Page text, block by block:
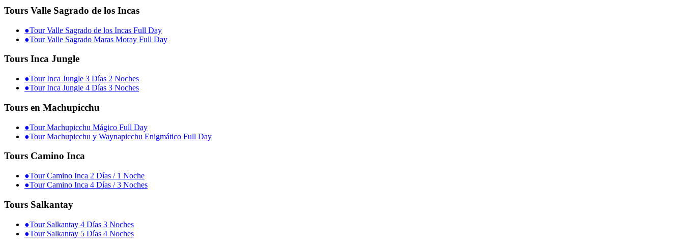
Tours Valle Sagrado de los Incas
●Tour Valle Sagrado de los Incas Full Day
●Tour Valle Sagrado Maras Moray Full Day
Tours Inca Jungle
●Tour Inca Jungle 3 Días 2 Noches
●Tour Inca Jungle 4 Días 3 Noches
Tours en Machupicchu
●Tour Machupicchu Mágico Full Day
●Tour Machupicchu y Waynapicchu Enigmático Full Day
Tours Camino Inca
●Tour Camino Inca 2 Días / 1 Noche
●Tour Camino Inca 4 Días / 3 Noches
Tours Salkantay
●Tour Salkantay 4 Días 3 Noches
●Tour Salkantay 5 Días 4 Noches